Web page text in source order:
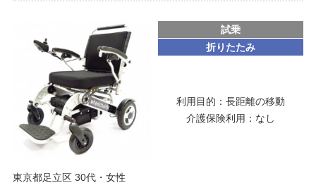
試乗
折りたたみ
利用目的：長距離の移動
介護保険利用： なし
東京都足立区 30代・ 女性